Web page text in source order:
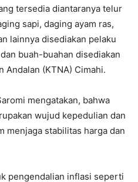
tersedia diantaranya telur
sapi, daging ayam ras,
lainnya disediakan pelaku
buah-buahan disediakan
Andalan (KTNA) Cimahi.
mengatakan, bahwa
wujud kepedulian dan
menjaga stabilitas harga dan
pengendalian inflasi seperti